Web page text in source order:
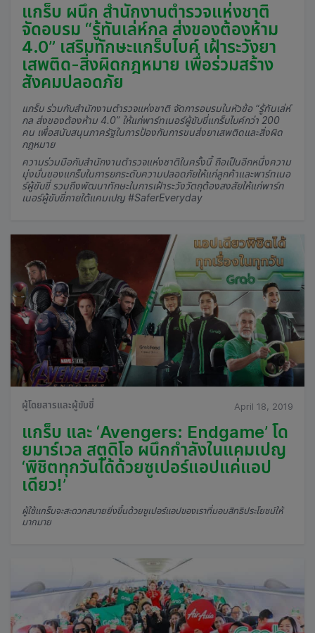
แกร็บ ผนึก สำนักงานตำรวจแห่งชาติ
จัดอบรม “รู้ทันเล่ห์กล ส่งของต้องห้าม
4.0” เสริมทักษะแกร็บไบค์ เฝ้าระวังยา
เสพติด-สิ่งผิดกฎหมาย เพื่อร่วมสร้าง
สังคมปลอดภัย
แกร็บ ร่วมกับสำนักงานตำรวจแห่งชาติ จัดการอบรมในหัวข้อ “รู้ทันเล่ห์
กล ส่งของต้องห้าม 4.0” ให้แก่พาร์ทเนอร์ผู้ขับขี่แกร็บไบค์กว่า 200
คน เพื่อสนับสนุนภาครัฐในการป้องกันการขนส่งยาเสพติดและสิ่งผิด
กฎหมาย
ความร่วมมือกับสำนักงานตำรวจแห่งชาติในครั้งนี้ ถือเป็นอีกหนึ่งความ
มุ่งมั่นของแกร็บในการยกระดับความปลอดภัยให้แก่ลูกค้าและพาร์ทเนอ
ร์ผู้ขับขี่ รวมถึงพัฒนาทักษะในการเฝ้าระวังวัตถุต้องสงสัยให้แก่พาร์ท
เนอร์ผู้ขับขี่ภายใต้แคมเปญ #SaferEveryday
ผู้โดยสารและผู้ขับขี่ April 18, 2019
แกร็บ และ ‘Avengers: Endgame’ โด
ยมาร์เวล สตูดิโอ ผนึกกำลังในแคมเปญ
‘พิชิตทุกวันได้ด้วยซูเปอร์แอปแค่แอป
เดียว!’
ผู้ใช้แกร็บจะสะดวกสบายยิ่งขึ้นด้วยซูเปอร์แอปของเราที่มอบสิทธิประโยชน์ให้
มากมาย